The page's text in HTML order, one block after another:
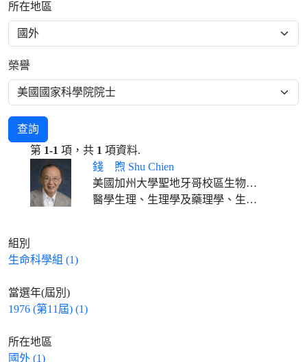
所在地區
榮譽
查詢
第 1-1 項，共 1 項資料.
錢 煦 Shu Chien
美國加州大學聖地牙哥校區生物工程及醫學退休教授
醫學生理、生理學及藥理學、生物醫學工程學
組別
生命科學組 (1)
當選年(屆別)
1976 (第11屆) (1)
所在地區
國外 (1)